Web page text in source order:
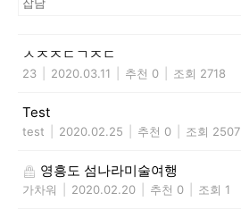
ㅅㅈㅈㄷㄱㅈㄷ
23 2020.03.11 추천 0 조회 2718
Test
test 2020.02.25 추천 0 조회 2507
영흥도 섬나라미술여행
가차워 2020.02.20 추천 0 조회 1